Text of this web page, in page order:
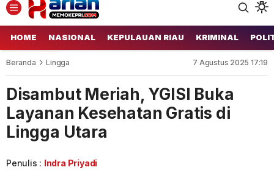
HOME NASIONAL KEPULAUAN RIAU KRIMINAL
Beranda Lingga 7 Agustus 2025 17:19
Disambut Meriah, YGISI Buka
Layanan Kesehatan Gratis di
Lingga Utara
Penulis : Indra Priyadi